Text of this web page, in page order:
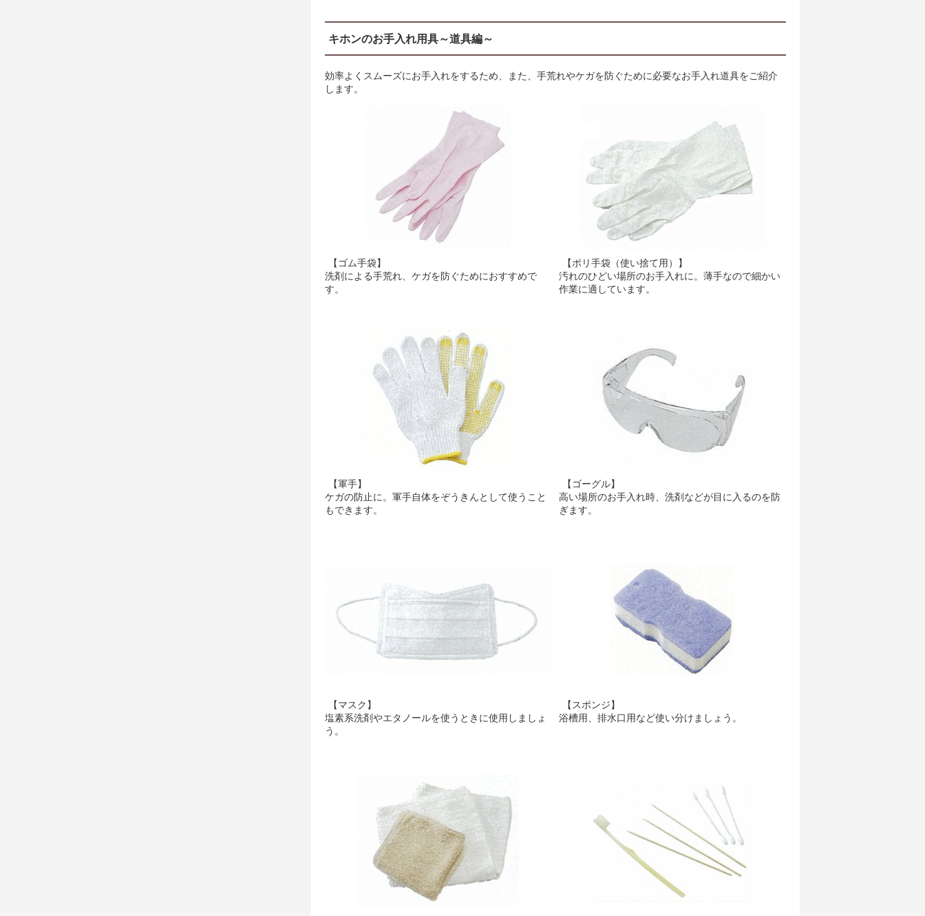
キホンのお手入れ用具～道具編～
効率よくスムーズにお手入れをするため、また、手荒れやケガを防ぐために必要なお手入れ道具をご紹介
します。
【ゴム手袋】
洗剤による手荒れ、ケガを防ぐためにおすすめで
す。
【ポリ手袋（使い捨て用）】
汚れのひどい場所のお手入れに。薄手なので細かい
作業に適しています。
【軍手】
ケガの防止に。軍手自体をぞうきんとして使うこと
もできます。
【ゴーグル】
高い場所のお手入れ時、洗剤などが目に入るのを防
ぎます。
【マスク】
塩素系洗剤やエタノールを使うときに使用しましょ
う。
【スポンジ】
浴槽用、排水口用など使い分けましょう。